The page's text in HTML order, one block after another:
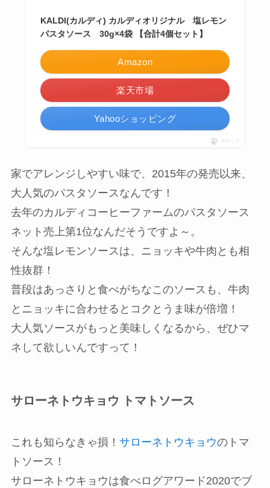
KALDI(カルディ) カルディオリジナル 塩レモン
パスタソース 30g×4袋 【合計4個セット】
Amazon
楽天市場
Yahooショッピング
ポチップ
家でアレンジしやすい味で、2015年の発売以来、
大人気のパスタソースなんです！
去年のカルディコーヒーファームのパスタソース
ネット売上第1位なんだそうですよ～。
そんな塩レモンソースは、ニョッキや牛肉とも相
性抜群！
普段はあっさりと食べがちなこのソースも、牛肉
とニョッキに合わせるとコクとうま味が倍増！
大人気ソースがもっと美味しくなるから、ぜひマ
ネして欲しいんですって！
サローネトウキョウ トマトソース
これも知らなきゃ損！ サローネトウキョウのトマ
トソース！
サローネトウキョウは食べログアワード2020でブ